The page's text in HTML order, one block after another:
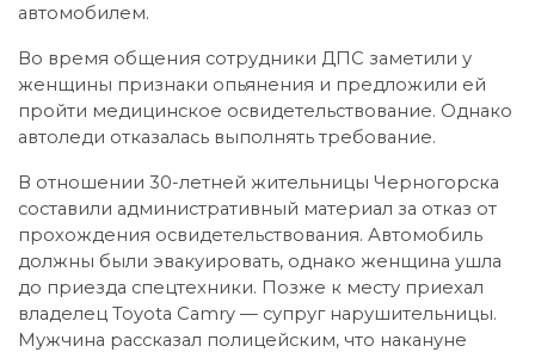
автомобилем.
Во время общения сотрудники ДПС заметили у
женщины признаки опьянения и предложили ей
пройти медицинское освидетельствование. Однако
автоледи отказалась выполнять требование.
В отношении 30-летней жительницы Черногорска
составили административный материал за отказ от
прохождения освидетельствования. Автомобиль
должны были эвакуировать, однако женщина ушла
до приезда спецтехники. Позже к месту приехал
владелец Toyota Camry — супруг нарушительницы.
Мужчина рассказал полицейским, что накануне